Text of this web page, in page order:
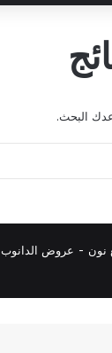
البحث.
نون - عروض الدانوب